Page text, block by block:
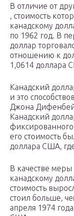
В отличие от
, стоимость
канадскому
по 1962 год. В
доллар
отношению к
1,0614 доллара
Канадский
и это
Джона
Канадский
фиксированного
его стоимость
доллара США,
В качестве
канадскому
стоимость
стоил больше,
апреля 1974